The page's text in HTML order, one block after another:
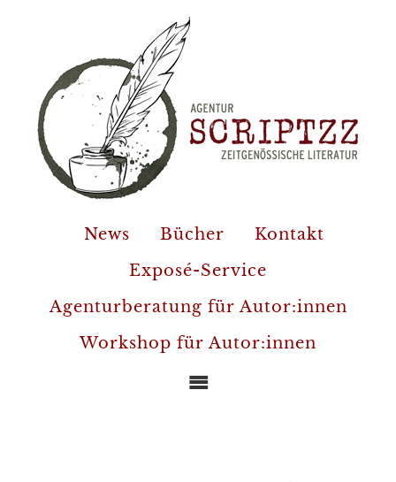
News Bücher
Kontakt
Exposé-Service
Agenturberatung für Autor:innen
Workshop für Autor:innen